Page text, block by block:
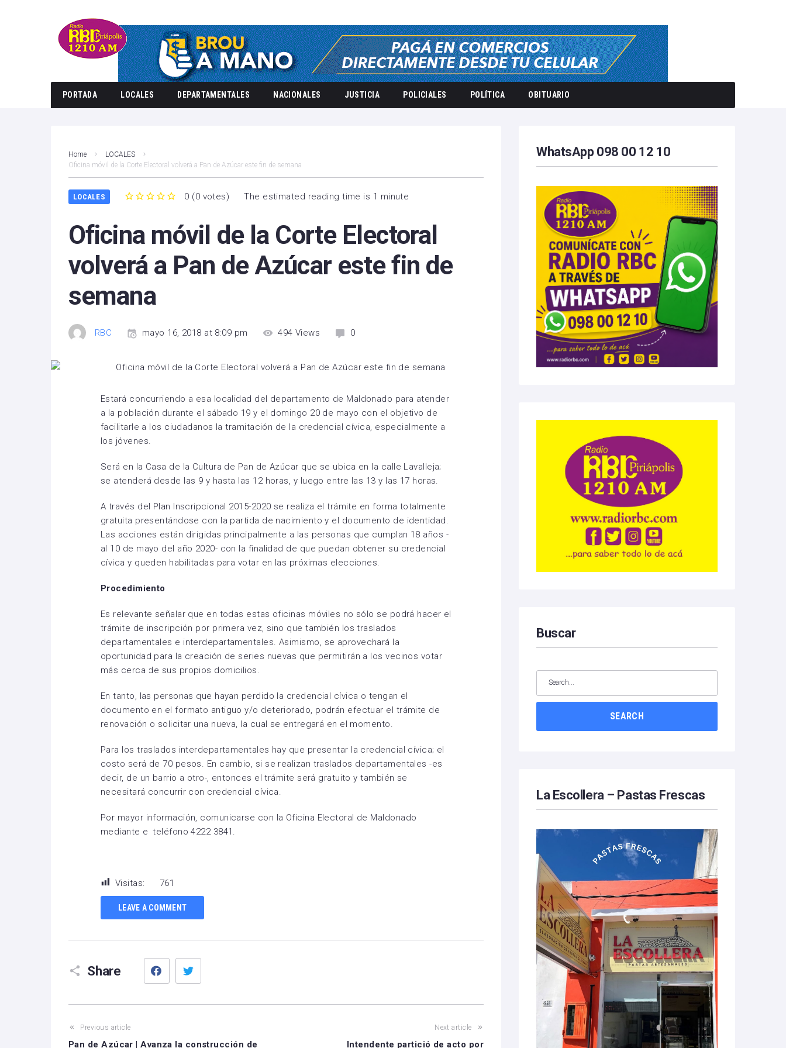
PORTADA LOCALES DEPARTAMENTALES NACIONALES JUSTICIA POLICIALES POLÍTICA OBITUARIO
Home
LOCALES
Oficina móvil de la Corte Electoral volverá a Pan de Azúcar este fin de semana
LOCALES 0 (0 votes) The estimated reading time is 1 minute
Oficina móvil de la Corte Electoral
volverá a Pan de Azúcar este fin de
semana
RBC mayo 16, 2018 at 8:09 pm 494 Views 0
Estará concurriendo a esa localidad del departamento de Maldonado para atender
a la población durante el sábado 19 y el domingo 20 de mayo con el objetivo de
facilitarle a los ciudadanos la tramitación de la credencial cívica, especialmente a
los jóvenes.
Será en la Casa de la Cultura de Pan de Azúcar que se ubica en la calle Lavalleja;
se atenderá desde las 9 y hasta las 12 horas, y luego entre las 13 y las 17 horas.
A través del Plan Inscripcional 2015-2020 se realiza el trámite en forma totalmente
gratuita presentándose con la partida de nacimiento y el documento de identidad.
Las acciones están dirigidas principalmente a las personas que cumplan 18 años -
al 10 de mayo del año 2020- con la finalidad de que puedan obtener su credencial
cívica y queden habilitadas para votar en las próximas elecciones.
Procedimiento
Es relevante señalar que en todas estas oficinas móviles no sólo se podrá hacer el
trámite de inscripción por primera vez, sino que también los traslados
departamentales e interdepartamentales. Asimismo, se aprovechará la
oportunidad para la creación de series nuevas que permitirán a los vecinos votar
más cerca de sus propios domicilios.
En tanto, las personas que hayan perdido la credencial cívica o tengan el
documento en el formato antiguo y/o deteriorado, podrán efectuar el trámite de
renovación o solicitar una nueva, la cual se entregará en el momento.
Para los traslados interdepartamentales hay que presentar la credencial cívica; el
costo será de 70 pesos. En cambio, si se realizan traslados departamentales -es
decir, de un barrio a otro-, entonces el trámite será gratuito y también se
necesitará concurrir con credencial cívica.
Por mayor información, comunicarse con la Oficina Electoral de Maldonado
mediante el teléfono 4222 3841.
Visitas: 761
LEAVE A COMMENT
Share
Facebook
Previous article
Pan de Azúcar | Avanza la construcción de
Next article
Intendente partició de acto por
WhatsApp 098 00 12 10
Buscar
SEARCH
La Escollera – Pastas Frescas